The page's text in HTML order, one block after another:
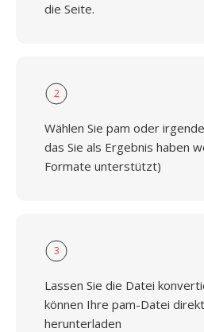
die Seite.
2
Wählen Sie pam oder
das Sie als Ergebnis haben
Formate unterstützt)
3
Lassen Sie die Datei
können Ihre pam-Datei
herunterladen